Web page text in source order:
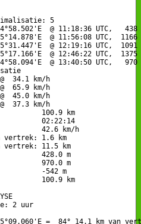
5
@ 11:18:36 UTC,   438
@ 11:56:08 UTC,  1166
@ 12:19:16 UTC,  1091
@ 12:46:22 UTC,  1375
@ 13:40:50 UTC,   970
34.1 km/h
65.9 km/h
45.0 km/h
37.3 km/h
100.9 km
02:22:14
42.6 km/h
1.6 km
11.5 km
428.0 m
970.0 m
-542 m
100.9 km
2 uur
=  84° 14.1 km van